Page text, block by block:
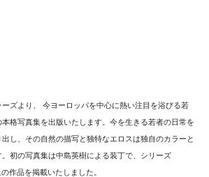
ズより、 今ヨーロッパを中心に熱い注目を浴びる若
格写真集を出版いたします。今を生きる若者の日常を
し、その自然の描写と独特なエロスは独自のカラーと
初の写真集は中島英樹による装丁で、シリーズ
作品を掲載いたしました。